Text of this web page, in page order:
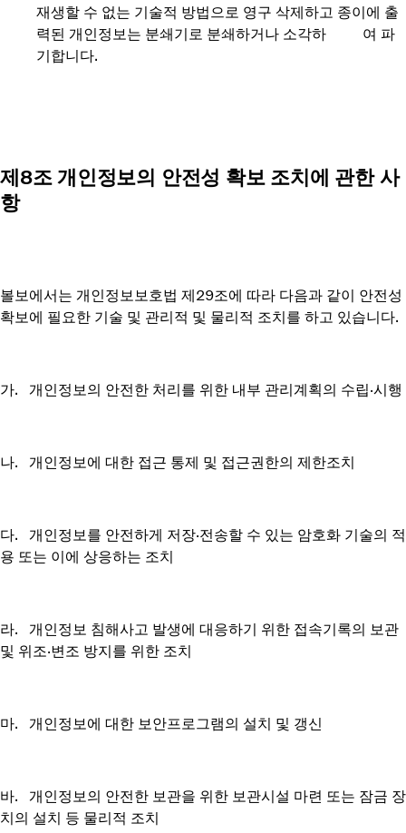
재생할 수 없는 기술적 방법으로 영구 삭제하고 종이에 출
력된 개인정보는 분쇄기로 분쇄하거나 소각하 여 파
기합니다.
제8조 개인정보의 안전성 확보 조치에 관한 사
항
볼보에서는 개인정보보호법 제29조에 따라 다음과 같이 안전성
확보에 필요한 기술 및 관리적 및 물리적 조치를 하고 있습니다.
가. 개인정보의 안전한 처리를 위한 내부 관리계획의 수립∙시행
나. 개인정보에 대한 접근 통제 및 접근권한의 제한조치
다. 개인정보를 안전하게 저장∙전송할 수 있는 암호화 기술의 적
용 또는 이에 상응하는 조치
라. 개인정보 침해사고 발생에 대응하기 위한 접속기록의 보관
및 위조∙변조 방지를 위한 조치
마. 개인정보에 대한 보안프로그램의 설치 및 갱신
바. 개인정보의 안전한 보관을 위한 보관시설 마련 또는 잠금 장
치의 설치 등 물리적 조치